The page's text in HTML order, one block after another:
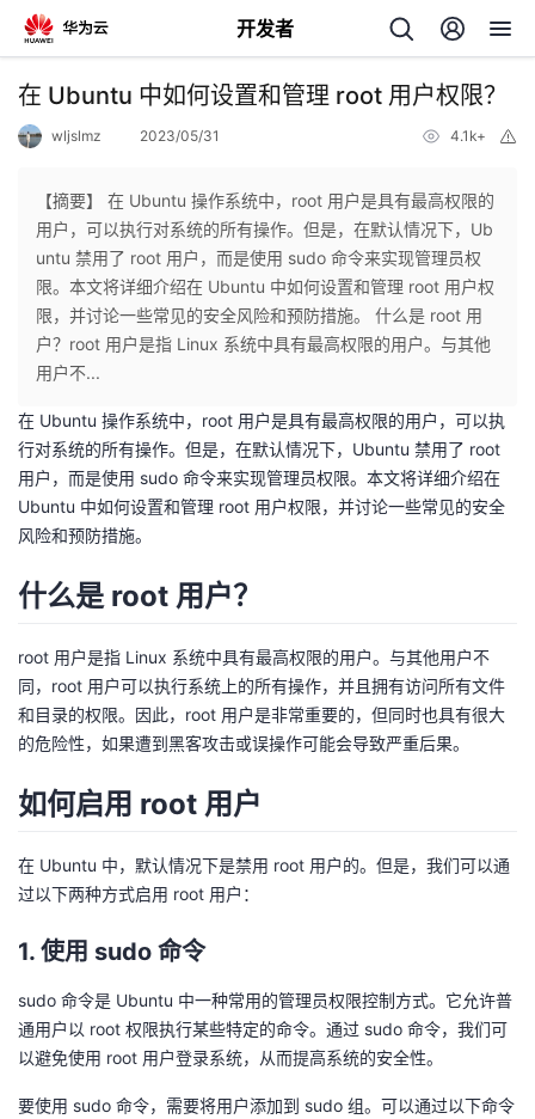
开发者
返
个
人
页
我
开
发
者
的
博
客
我
的
论
坛
我
的
圈
我
的
我
动
关
注
的
开
发
学
堂
我
的
我
证
实
验
的
收
我
的
Programs
我
的
持
我
的
技
持
我
的
建
在 Ubuntu 中如何设置和管理 root 用户权限？
wljslmz 2023/05/31 4.1k+
【摘要】 在 Ubuntu 操作系统中，root 用户是具有最高权限的
用户，可以执行对系统的所有操作。但是，在默认情况下，Ub
untu 禁用了 root 用户，而是使用 sudo 命令来实现管理员权
限。本文将详细介绍在 Ubuntu 中如何设置和管理 root 用户权
限，并讨论一些常见的安全风险和预防措施。 什么是 root 用
户？root 用户是指 Linux 系统中具有最高权限的用户。与其他
用户不...
在 Ubuntu 操作系统中，root 用户是具有最高权限的用户，可以执
行对系统的所有操作。但是，在默认情况下，Ubuntu 禁用了 root
用户，而是使用 sudo 命令来实现管理员权限。本文将详细介绍在
Ubuntu 中如何设置和管理 root 用户权限，并讨论一些常见的安全
风险和预防措施。
什么是 root 用户？
root 用户是指 Linux 系统中具有最高权限的用户。与其他用户不
同，root 用户可以执行系统上的所有操作，并且拥有访问所有文件
和目录的权限。因此，root 用户是非常重要的，但同时也具有很大
的危险性，如果遭到黑客攻击或误操作可能会导致严重后果。
如何启用 root 用户
在 Ubuntu 中，默认情况下是禁用 root 用户的。但是，我们可以通
过以下两种方式启用 root 用户：
1. 使用 sudo 命令
sudo 命令是 Ubuntu 中一种常用的管理员权限控制方式。它允许普
通用户以 root 权限执行某些特定的命令。通过 sudo 命令，我们可
以避免使用 root 用户登录系统，从而提高系统的安全性。
要使用 sudo 命令，需要将用户添加到 sudo 组。可以通过以下命令